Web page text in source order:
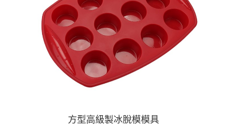
方型高級製冰脫模模具